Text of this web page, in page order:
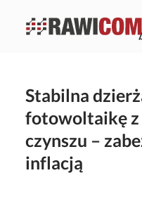
Stabilna
fotowoltaikę z
czynszu –
inflacją